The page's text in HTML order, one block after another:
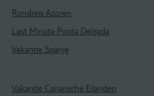
Rondreis Azoren
Last Minute Ponta Delgada
Vakantie Spanje
Vakantie Canarische Eilanden